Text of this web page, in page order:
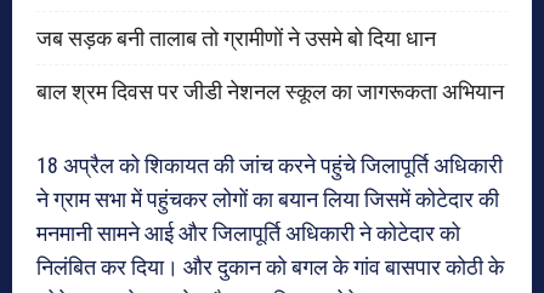
जब सड़क बनी तालाब तो ग्रामीणों ने उसमे बो दिया धान
बाल श्रम दिवस पर जीडी नेशनल स्कूल का जागरूकता अभियान
18 अप्रैल को शिकायत की जांच करने पहुंचे जिलापूर्ति अधिकारी
ने ग्राम सभा में पहुंचकर लोगों का बयान लिया जिसमें कोटेदार की
मनमानी सामने आई और जिलापूर्ति अधिकारी ने कोटेदार को
निलंबित कर दिया। और दुकान को बगल के गांव बासपार कोठी के